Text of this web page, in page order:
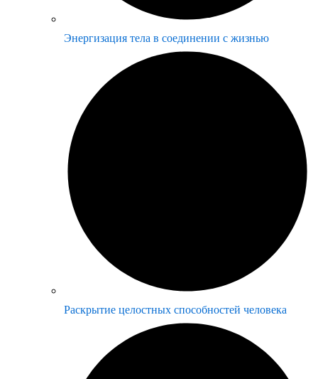
Энергизация тела в соединении с жизнью
Раскрытие целостных способностей человека